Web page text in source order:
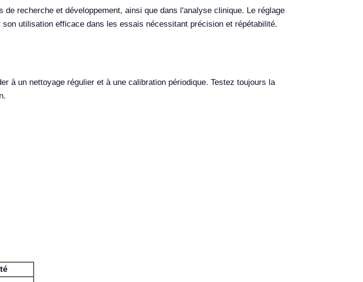
recherche et développement, ainsi que dans l'analyse clinique. Le réglage
utilisation efficace dans les essais nécessitant précision et répétabilité.
à un nettoyage régulier et à une calibration périodique. Testez toujours la